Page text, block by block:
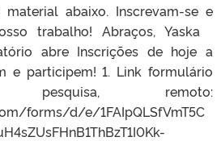
abaixo. Inscrevam-se e
trabalho! Abraços, Yaska
abre Inscrições de hoje a
e participem! 1. Link formulário
remoto:
forms/d/e/1FAIpQLSfVmT5C